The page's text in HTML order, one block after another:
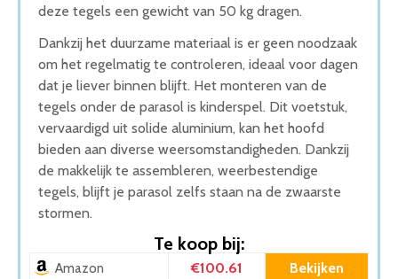
deze tegels een gewicht van 50 kg dragen.
Dankzij het duurzame materiaal is er geen noodzaak
om het regelmatig te controleren, ideaal voor dagen
dat je liever binnen blijft. Het monteren van de
tegels onder de parasol is kinderspel. Dit voetstuk,
vervaardigd uit solide aluminium, kan het hoofd
bieden aan diverse weersomstandigheden. Dankzij
de makkelijk te assembleren, weerbestendige
tegels, blijft je parasol zelfs staan na de zwaarste
stormen.
Te koop bij:
Amazon €100.61 Bekijken